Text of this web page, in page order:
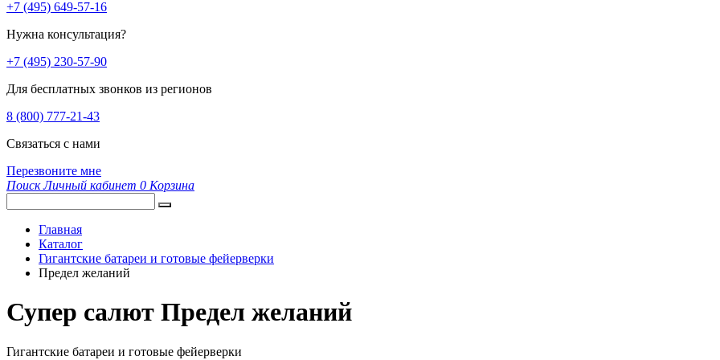
+7 (495) 649-57-16
Нужна консультация?
+7 (495) 230-57-90
Для бесплатных звонков из регионов
8 (800) 777-21-43
Связаться с нами
Перезвоните мне
Поиск Личный кабинет 0 Корзина
Главная
Каталог
Гигантские батареи и готовые фейерверки
Предел желаний
Супер салют Предел желаний
Гигантские батареи и готовые фейерверки